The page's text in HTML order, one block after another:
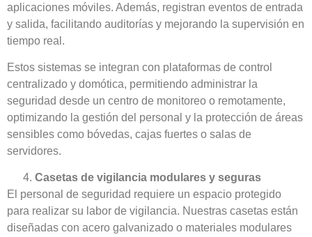
aplicaciones móviles. Además, registran eventos de entrada
y salida, facilitando auditorías y mejorando la supervisión en
tiempo real.
Estos sistemas se integran con plataformas de control
centralizado y domótica, permitiendo administrar la
seguridad desde un centro de monitoreo o remotamente,
optimizando la gestión del personal y la protección de áreas
sensibles como bóvedas, cajas fuertes o salas de
servidores.
Casetas de vigilancia modulares y seguras
El personal de seguridad requiere un espacio protegido
para realizar su labor de vigilancia. Nuestras casetas están
diseñadas con acero galvanizado o materiales modulares